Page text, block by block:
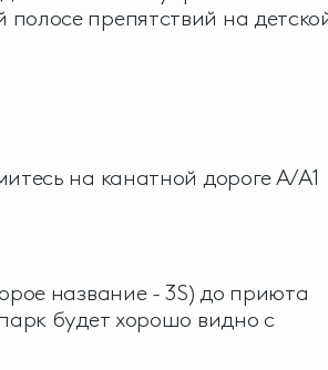
препятствий на
на канатной дороге А/А1
название - 3S) до приюта
будет хорошо видно с